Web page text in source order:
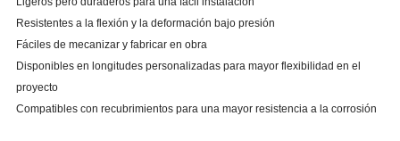
Resistentes a la flexión y la deformación bajo presión
Fáciles de mecanizar y fabricar en obra
Disponibles en longitudes personalizadas para mayor flexibilidad en el
proyecto
Compatibles con recubrimientos para una mayor resistencia a la corrosión